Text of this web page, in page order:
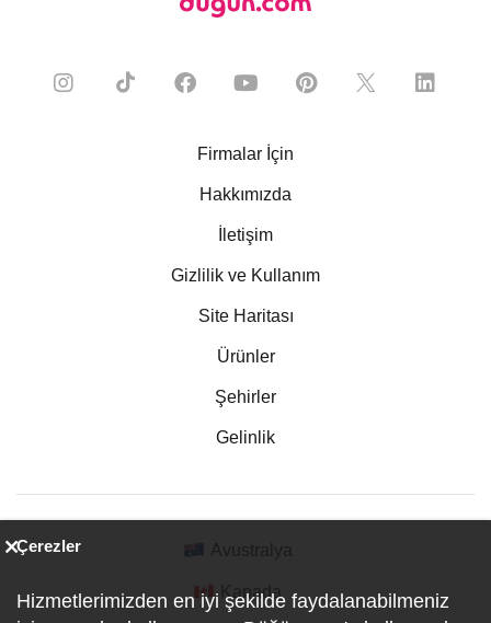
Firmalar İçin
Hakkımızda
İletişim
Gizlilik ve Kullanım
Site Haritası
Ürünler
Şehirler
Gelinlik
Kanada
Çerezler
Hizmetlerimizden en iyi şekilde faydalanabilmeniz